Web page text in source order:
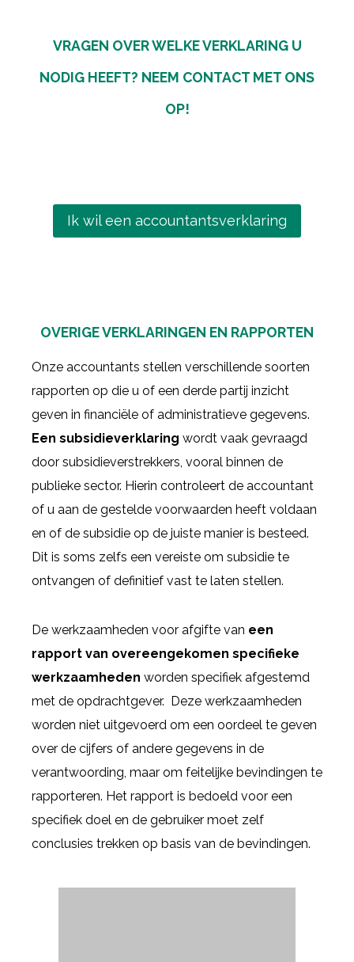
VRAGEN OVER WELKE VERKLARING U
NODIG HEEFT? NEEM CONTACT MET ONS
OP!
Ik wil een accountantsverklaring
OVERIGE VERKLARINGEN EN RAPPORTEN
Onze accountants stellen verschillende soorten
rapporten op die u of een derde partij inzicht
geven in financiële of administratieve gegevens.
Een subsidieverklaring wordt vaak gevraagd
door subsidieverstrekkers, vooral binnen de
publieke sector. Hierin controleert de accountant
of u aan de gestelde voorwaarden heeft voldaan
en of de subsidie op de juiste manier is besteed.
Dit is soms zelfs een vereiste om subsidie te
ontvangen of definitief vast te laten stellen.
De werkzaamheden voor afgifte van een
rapport van overeengekomen specifieke
werkzaamheden worden specifiek afgestemd
met de opdrachtgever. Deze werkzaamheden
worden niet uitgevoerd om een oordeel te geven
over de cijfers of andere gegevens in de
verantwoording, maar om feitelijke bevindingen te
rapporteren. Het rapport is bedoeld voor een
specifiek doel en de gebruiker moet zelf
conclusies trekken op basis van de bevindingen.